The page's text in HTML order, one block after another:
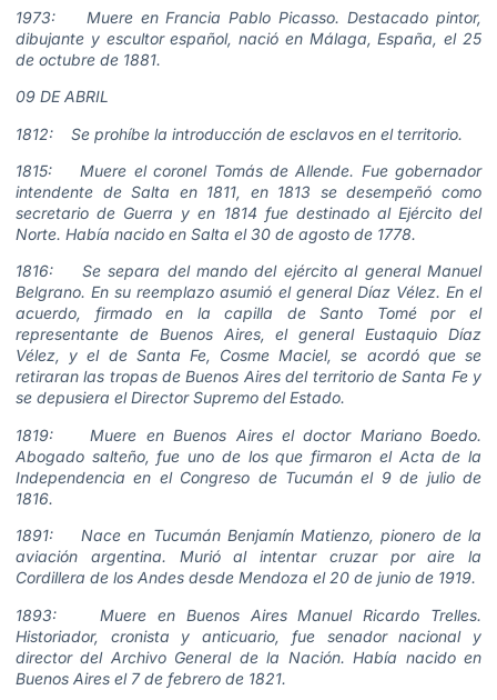
1973: Muere en Francia Pablo Picasso. Destacado pintor,
dibujante y escultor español, nació en Málaga, España, el 25
de octubre de 1881.
09 DE ABRIL
1812: Se prohíbe la introducción de esclavos en el territorio.
1815: Muere el coronel Tomás de Allende. Fue gobernador
intendente de Salta en 1811, en 1813 se desempeñó como
secretario de Guerra y en 1814 fue destinado al Ejército del
Norte. Había nacido en Salta el 30 de agosto de 1778.
1816: Se separa del mando del ejército al general Manuel
Belgrano. En su reemplazo asumió el general Díaz Vélez. En el
acuerdo, firmado en la capilla de Santo Tomé por el
representante de Buenos Aires, el general Eustaquio Díaz
Vélez, y el de Santa Fe, Cosme Maciel, se acordó que se
retiraran las tropas de Buenos Aires del territorio de Santa Fe y
se depusiera el Director Supremo del Estado.
1819: Muere en Buenos Aires el doctor Mariano Boedo.
Abogado salteño, fue uno de los que firmaron el Acta de la
Independencia en el Congreso de Tucumán el 9 de julio de
1816.
1891: Nace en Tucumán Benjamín Matienzo, pionero de la
aviación argentina. Murió al intentar cruzar por aire la
Cordillera de los Andes desde Mendoza el 20 de junio de 1919.
1893: Muere en Buenos Aires Manuel Ricardo Trelles.
Historiador, cronista y anticuario, fue senador nacional y
director del Archivo General de la Nación. Había nacido en
Buenos Aires el 7 de febrero de 1821.